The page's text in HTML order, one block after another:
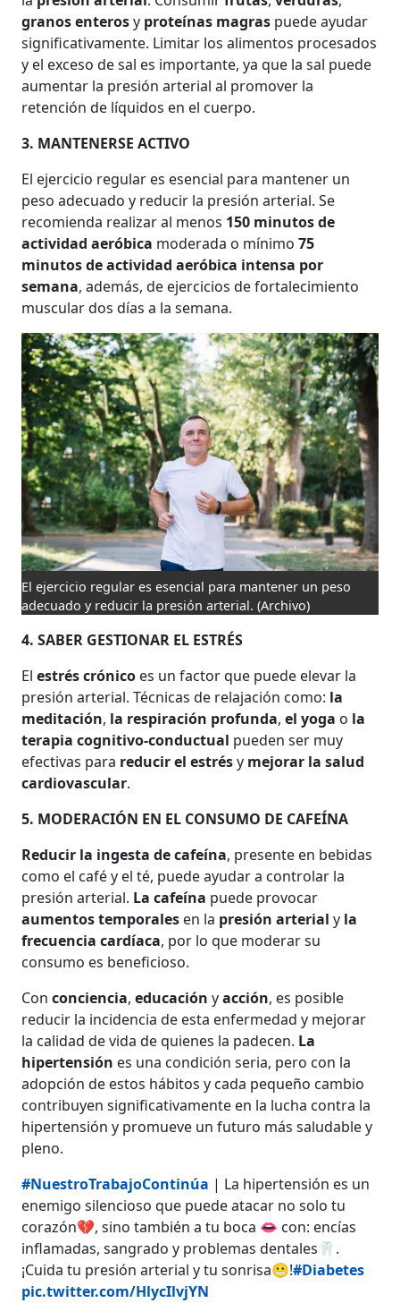
granos enterosy proteínas magras puede ayudar
significativamente. Limitar los alimentos procesados
y el exceso de sal es importante, ya que la sal puede
aumentar la presión arterial al promover la
retención de líquidos en el cuerpo.
3. MANTENERSE ACTIVO
El ejercicio regular es esencial para mantener un
peso adecuado y reducir la presión arterial. Se
recomienda realizar al menos 150 minutos de
actividad aeróbica moderada o mínimo75
minutos de actividad aeróbica intensa por
semana, además, de ejercicios de fortalecimiento
muscular dos días a la semana.
El ejercicio regular es esencial para mantener un peso
adecuado y reducir la presión arterial. (Archivo)
4. SABER GESTIONAR EL ESTRÉS
Elestrés crónico es un factor que puede elevar la
presión arterial. Técnicas de relajación como: la
meditación, la respiración profunda,el yoga o la
terapia cognitivo-conductual pueden ser muy
efectivas para reducir el estrésy mejorar la salud
cardiovascular.
5. MODERACIÓN EN EL CONSUMO DE CAFEÍNA
Reducir la ingesta de cafeína, presente en bebidas
como el café y el té, puede ayudar a controlar la
presión arterial. La cafeína puede provocar
aumentos temporales en la presión arterial y la
frecuencia cardíaca, por lo que moderar su
consumo es beneficioso.
Conconciencia,educaciónyacción, es posible
reducir la incidencia de esta enfermedad y mejorar
la calidad de vida de quienes la padecen. La
hipertensión es una condición seria, pero con la
adopción de estos hábitos y cada pequeño cambio
contribuyen significativamente en la lucha contra la
hipertensión y promueve un futuro más saludable y
pleno.
#NuestroTrabajoContinúa | La hipertensión es un
enemigo silencioso que puede atacar no solo tu
corazón💔, sino también a tu boca 👄 con: encías
inflamadas, sangrado y problemas dentales🦷.
¡Cuida tu presión arterial y tu sonrisa😬!#Diabetes
pic.twitter.com/HlycIlvjYN